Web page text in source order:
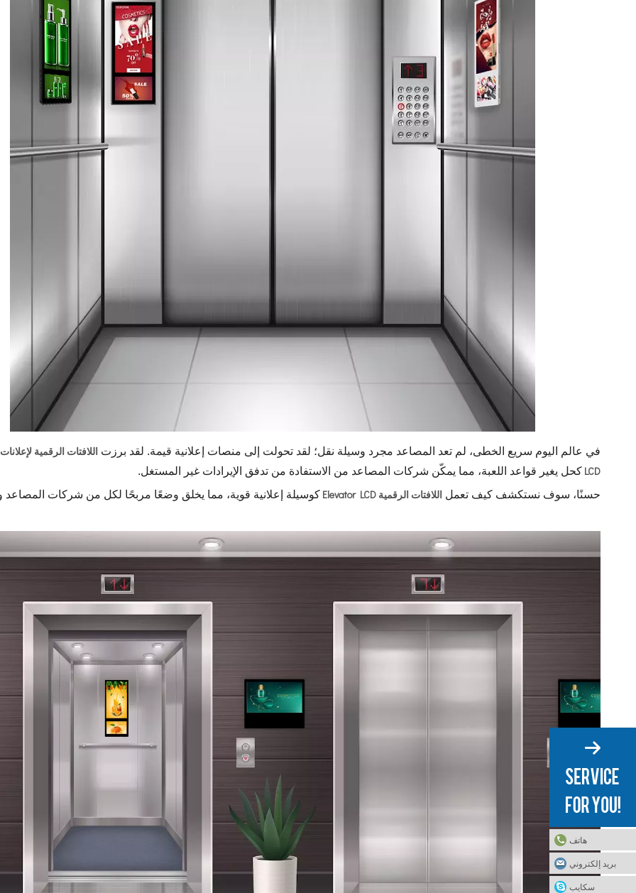
في عالم اليوم سريع الخطى، لم تعد المصاعد مجرد وسيلة نقل؛ لقد تحولت إلى منصات إعلانية قيمة. لقد برزت
LCD كحل يغير قواعد اللعبة، مما يمكّن شركات المصاعد من الاستفادة من تدفق الإيرادات غير المستغل.
حسنًا، سوف نستكشف كيف تعمل اللافتات الرقمية Elevator LCD كوسيلة إعلانية قوية، مما يخلق وضعًا مربحًا لكل من شركات المصاعد
هاتف
بريد إلكتروني
سكايب